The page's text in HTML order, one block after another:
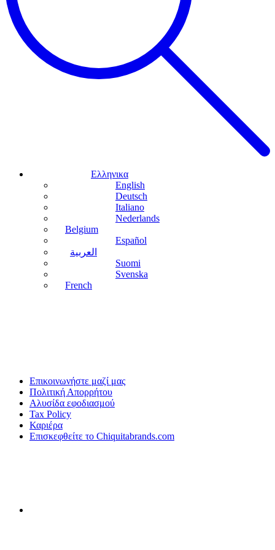
Ελληνικα
English
Deutsch
Italiano
Nederlands
Belgium
Español
العربية
Suomi
Svenska
French
Επικοινωνήστε μαζί μας
Πολιτική Απορρήτου
Αλυσίδα εφοδιασμού
Tax Policy
Καριέρα
Επισκεφθείτε το Chiquitabrands.com